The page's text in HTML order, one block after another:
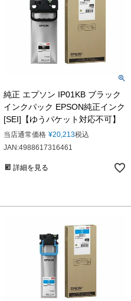
純正 エプソン IP01KB ブラック
インクパック EPSON純正インク
[SEI]【ゆうパケット対応不可】
当店通常価格 ¥20,213税込
JAN:4988617316461
詳細を見る